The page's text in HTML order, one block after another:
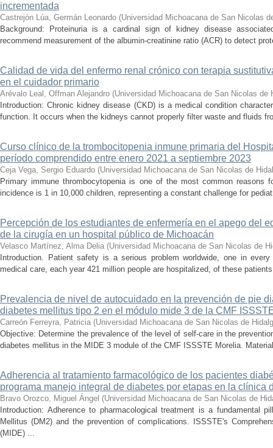
incrementada
Castrejón Lúa, Germán Leonardo (Universidad Michoacana de San Nicolas
Background: Proteinuria is a cardinal sign of kidney disease
recommend measurement of the albumin-creatinine ratio (ACR) to detect
Calidad de vida del enfermo renal crónico con terapia
en el cuidador primario
Arévalo Leal, Offman Alejandro (Universidad Michoacana de San Nicolas de
Introduction: Chronic kidney disease (CKD) is a medical condition
function. It occurs when the kidneys cannot properly filter waste and fluids
Curso clínico de la trombocitopenia inmune primaria del
período comprendido entre enero 2021 a septiembre 2023
Ceja Vega, Sergio Eduardo (Universidad Michoacana de San Nicolas de
Primary immune thrombocytopenia is one of the most common reasons
incidence is 1 in 10,000 children, representing a constant challenge for
Percepción de los estudiantes de enfermería en el apego del
de la cirugía en un hospital público de Michoacán
Velasco Martínez, Alma Delia (Universidad Michoacana de San Nicolas de
Introduction. Patient safety is a serious problem worldwide, one in
medical care, each year 421 million people are hospitalized, of these
Prevalencia de nivel de autocuidado en la prevención de pie
diabetes mellitus tipo 2 en el módulo mide 3 de la CMF
Carreón Ferreyra, Patricia (Universidad Michoacana de San Nicolas de
Objective: Determine the prevalence of the level of self-care in the
diabetes mellitus in the MIDE 3 module of the CMF ISSSTE Morelia.
Adherencia al tratamiento farmacológico de los pacientes
programa manejo integral de diabetes por etapas en la clínica
Bravo Orozco, Miguel Ángel (Universidad Michoacana de San Nicolas de
Introduction: Adherence to pharmacological treatment is a fundamental
Mellitus (DM2) and the prevention of complications. ISSSTE's
(MIDE) ...